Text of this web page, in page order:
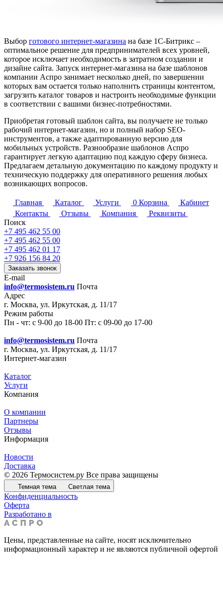
Выбор готового интернет-магазина на базе 1С-Битрикс –
оптимальное решение для предпринимателей всех уровней,
которое исключает необходимость в затратном создании и
дизайне сайта. Запуск интернет-магазина на базе шаблонов
компании Аспро занимает несколько дней, по завершении
которых вам остается только наполнить страницы контентом,
загрузить каталог товаров и настроить необходимые функции
в соответствии с вашими бизнес-потребностями.
Приобретая готовый шаблон сайта, вы получаете не только
рабочий интернет-магазин, но и полный набор SEO-
инструментов, а также адаптированную версию для
мобильных устройств. Разнообразие шаблонов Аспро
гарантирует легкую адаптацию под каждую сферу бизнеса.
Предлагаем детальную документацию по каждому продукту и
техническую поддержку для оперативного решения любых
возникающих вопросов.
Главная Каталог Услуги 0 Корзина
Кабинет
Контакты
Отзывы Компания
Реквизиты
Поиск
+7 495 462 55 00
+7 495 462 55 00
+7 495 462 01 17
+7 926 156 84 20
Заказать звонок
E-mail
info@termosistem.ru Почта
Адрес
г. Москва, ул. Иркутская, д. 11/17
Режим работы
Пн - чт: с 9-00 до 18-00 Пт: с 09-00 до 17-00
info@termosistem.ru Почта
г. Москва, ул. Иркутская, д. 11/17
Интернет-магазин
Каталог
Услуги
Компания
О компании
Партнеры
Отзывы
Информация
Новости
Доставка
© 2026 Термосистем.ру Все права защищены
Темная тема Светлая тема
Конфиденциальность
Оферта
Разработано в
Цены, представленные на сайте, носят исключительно
информационный характер и не являются публичной офертой